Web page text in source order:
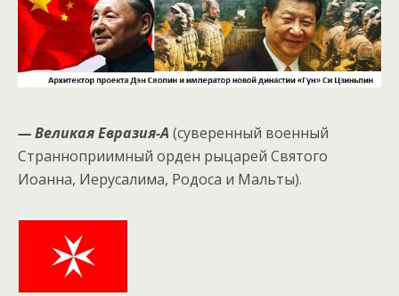
— Великая Евразия-А (суверенный военный
Странноприимный орден рыцарей Святого
Иоанна, Иерусалима, Родоса и Мальты).